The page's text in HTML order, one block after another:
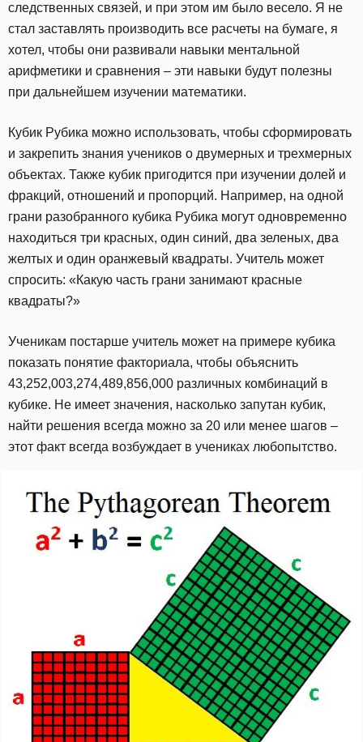
следственных связей, и при этом им было весело. Я не
стал заставлять производить все расчеты на бумаге, я
хотел, чтобы они развивали навыки ментальной
арифметики и сравнения – эти навыки будут полезны
при дальнейшем изучении математики.
Кубик Рубика можно использовать, чтобы сформировать
и закрепить знания учеников о двумерных и трехмерных
объектах. Также кубик пригодится при изучении долей и
фракций, отношений и пропорций. Например, на одной
грани разобранного кубика Рубика могут одновременно
находиться три красных, один синий, два зеленых, два
желтых и один оранжевый квадраты. Учитель может
спросить: «Какую часть грани занимают красные
квадраты?»
Ученикам постарше учитель может на примере кубика
показать понятие факториала, чтобы объяснить
43,252,003,274,489,856,000 различных комбинаций в
кубике. Не имеет значения, насколько запутан кубик,
найти решения всегда можно за 20 или менее шагов –
этот факт всегда возбуждает в учениках любопытство.